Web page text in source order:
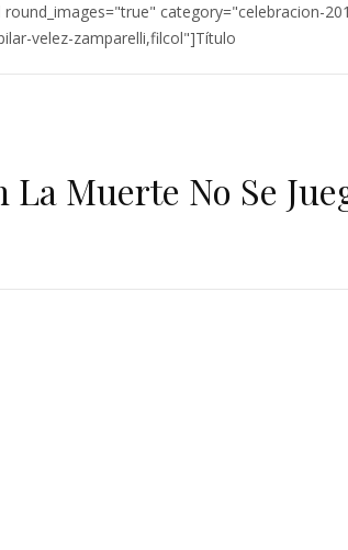
round_images="true" category="celebracion-
velez-zamparelli,filcol"]Título
Muerte No Se